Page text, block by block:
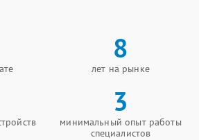
8
лет на рынке
3
минимальный опыт работы
специалистов